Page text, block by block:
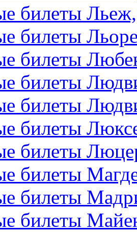
билеты
билеты
билеты
билеты
билеты
билеты
билеты
билеты
билеты
билеты